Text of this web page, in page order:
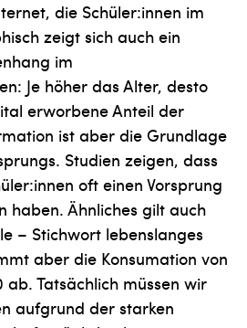
die Schüler:innen im
zeigt sich auch ein
im
Je höher das Alter, desto
erworbene Anteil der
ist aber die Grundlage
Studien zeigen, dass
oft einen Vorsprung
haben. Ähnliches gilt auch
– Stichwort lebenslanges
aber die Konsumation von
Tatsächlich müssen wir
aufgrund der starken